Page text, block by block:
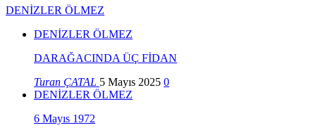
DENİZLER ÖLMEZ
DENİZLER ÖLMEZ
DARAĞACINDA ÜÇ FİDAN
Turan ÇATAL 5 Mayıs 2025 0
DENİZLER ÖLMEZ
6 Mayıs 1972